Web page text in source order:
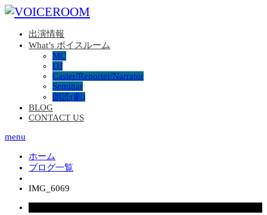
出演情報
What’s ボイスルーム
MC
DJ
Caster/Reporter/Narrator
Seminar
朗読(劇)
BLOG
CONTACT US
menu
ホーム
ブログ一覧
IMG_6069